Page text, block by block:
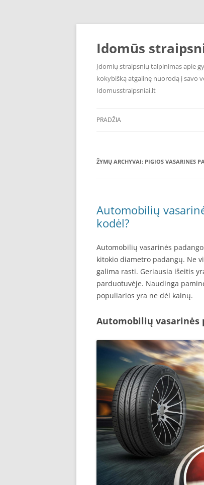
Pereiti
turinio
Idomūs
Įdomių straipsnių talpinimas apie
kokybišką atgalinę nuorodą į savo
Idomusstraipsniai.lt
PRADŽIA
ŽYMŲ ARCHYVAI: PIGIOS VASARINES
Automobilių
kodėl?
Automobilių vasarinės
kitokio diametro padangų. Ne
galima rasti. Geriausia išeitis
parduotuvėje. Naudinga
populiarios yra ne dėl kainų.
Automobilių vasarinės